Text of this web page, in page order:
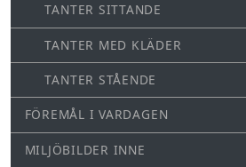
TANTER SITTANDE
TANTER MED KLÄDER
TANTER STÅENDE
FÖREMÅL I VARDAGEN
MILJÖBILDER INNE